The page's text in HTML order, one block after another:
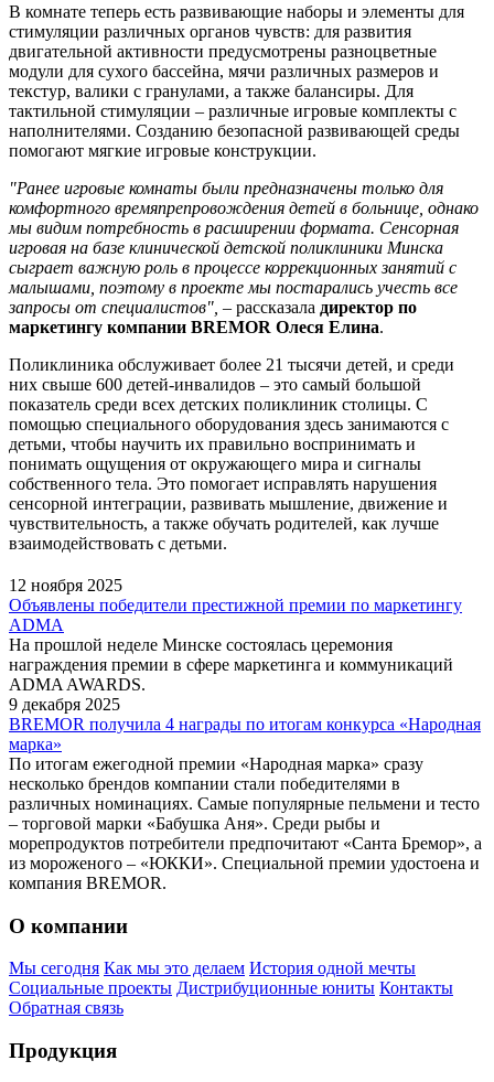
В комнате теперь есть развивающие наборы и элементы для
стимуляции различных органов чувств: для развития
двигательной активности предусмотрены разноцветные
модули для сухого бассейна, мячи различных размеров и
текстур, валики с гранулами, а также балансиры. Для
тактильной стимуляции – различные игровые комплекты с
наполнителями. Созданию безопасной развивающей среды
помогают мягкие игровые конструкции.
"Ранее игровые комнаты были предназначены только для
комфортного времяпрепровождения детей в больнице, однако
мы видим потребность в расширении формата. Сенсорная
игровая на базе клинической детской поликлиники Минска
сыграет важную роль в процессе коррекционных занятий с
малышами, поэтому в проекте мы постарались учесть все
запросы от специалистов", – рассказала директор по
маркетингу компании BREMOR Олеся Елина.
Поликлиника обслуживает более 21 тысячи детей, и среди
них свыше 600 детей-инвалидов – это самый большой
показатель среди всех детских поликлиник столицы. С
помощью специального оборудования здесь занимаются с
детьми, чтобы научить их правильно воспринимать и
понимать ощущения от окружающего мира и сигналы
собственного тела. Это помогает исправлять нарушения
сенсорной интеграции, развивать мышление, движение и
чувствительность, а также обучать родителей, как лучше
взаимодействовать с детьми.
12 ноября 2025
Объявлены победители престижной премии по маркетингу
ADMA
На прошлой неделе Минске состоялась церемония
награждения премии в сфере маркетинга и коммуникаций
ADMA AWARDS.
9 декабря 2025
BREMOR получила 4 награды по итогам конкурса «Народная
марка»
По итогам ежегодной премии «Народная марка» сразу
несколько брендов компании стали победителями в
различных номинациях. Самые популярные пельмени и тесто
– торговой марки «Бабушка Аня». Среди рыбы и
морепродуктов потребители предпочитают «Санта Бремор», а
из мороженого – «ЮККИ». Специальной премии удостоена и
компания BREMOR.
О компании
Мы сегодня Как мы это делаем История одной мечты
Социальные проекты Дистрибуционные юниты Контакты
Обратная связь
Продукция